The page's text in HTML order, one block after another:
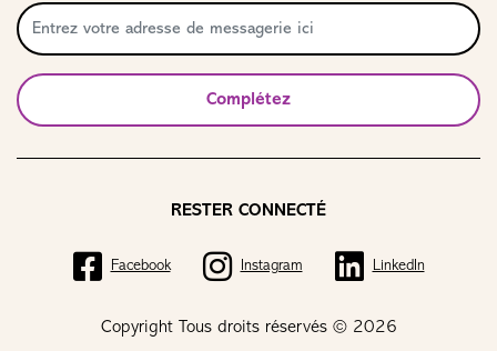
Complétez
Copyright Tous droits réservés © 2026
RESTER CONNECTÉ
Facebook Instagram LinkedIn